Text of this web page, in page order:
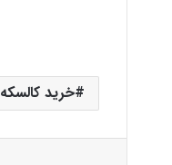
خرید کالسکه